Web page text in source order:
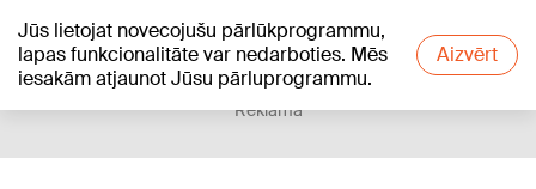
Jūs lietojat novecojušu pārlūkprogrammu,
lapas funkcionalitāte var nedarboties. Mēs
iesakām atjaunot Jūsu pārluprogrammu.
Aizvērt
+16°C
Reklāma